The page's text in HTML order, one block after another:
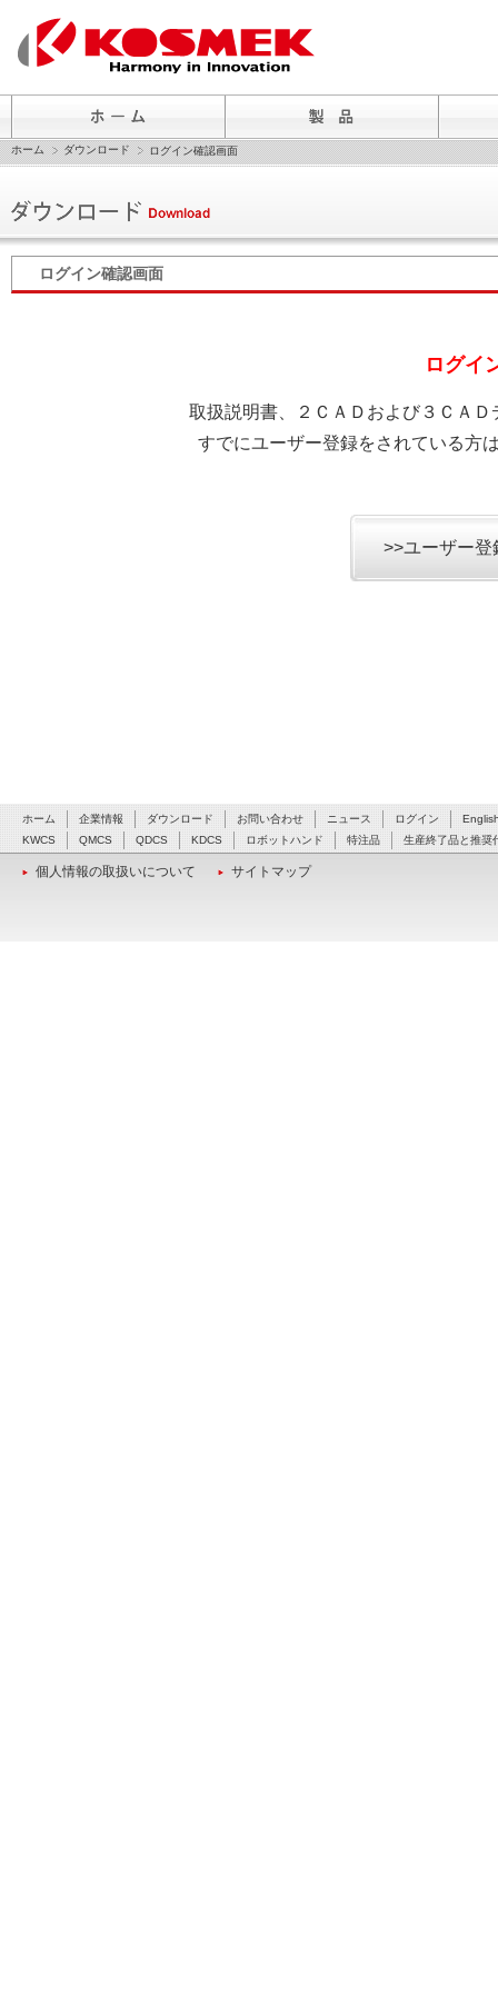
ホーム ダウンロード ログイン確認画面
ログイン確認画面
ログイ
取扱説明書、２ＣＡＤおよび３ＣＡ
すでにユーザー登録をされている方
>>ユーザー
ホーム 企業情報 ダウンロード お問い合わせ ニュース ログイン
KWCS
QMCS QDCS KDCS ロボットハンド 特注品 生産終了品と推奨
個人情報の取扱いについて サイトマップ